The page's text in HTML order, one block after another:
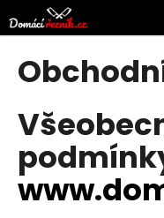
na
obsah
K
o
o
p
o
t